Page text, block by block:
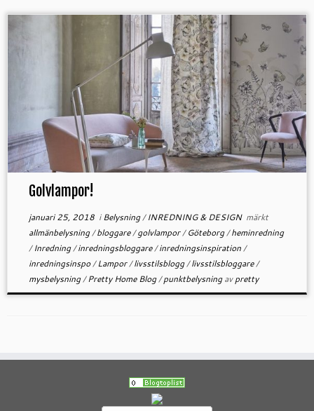
Golvlampor!
januari 25, 2018iBelysning/INREDNING & DESIGN märkt
allmänbelysning/bloggare/golvlampor/Göteborg/heminredning
/Inredning/inredningsbloggare/inredningsinspiration/
inredningsinspo/Lampor/livsstilsblogg/livsstilsbloggare/
mysbelysning/Pretty Home Blog/punktbelysningavpretty